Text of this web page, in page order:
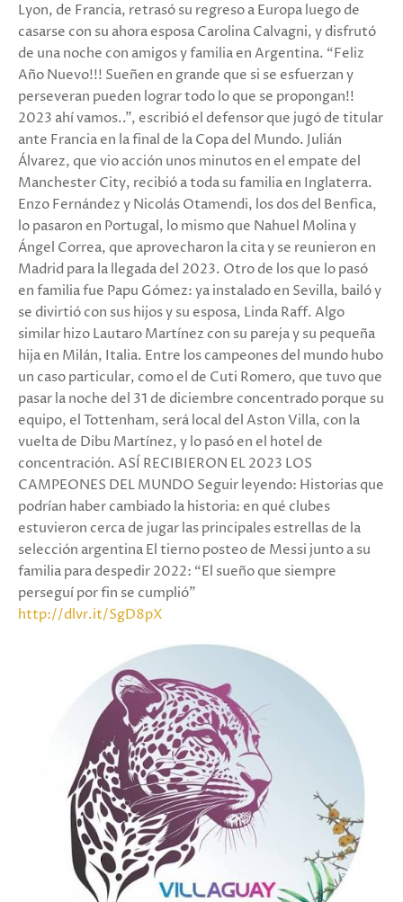
Lyon, de Francia, retrasó su regreso a Europa luego de
casarse con su ahora esposa Carolina Calvagni, y disfrutó
de una noche con amigos y familia en Argentina. “Feliz
Año Nuevo!!! Sueñen en grande que si se esfuerzan y
perseveran pueden lograr todo lo que se propongan!!
2023 ahí vamos..”, escribió el defensor que jugó de titular
ante Francia en la final de la Copa del Mundo. Julián
Álvarez, que vio acción unos minutos en el empate del
Manchester City, recibió a toda su familia en Inglaterra.
Enzo Fernández y Nicolás Otamendi, los dos del Benfica,
lo pasaron en Portugal, lo mismo que Nahuel Molina y
Ángel Correa, que aprovecharon la cita y se reunieron en
Madrid para la llegada del 2023. Otro de los que lo pasó
en familia fue Papu Gómez: ya instalado en Sevilla, bailó y
se divirtió con sus hijos y su esposa, Linda Raff. Algo
similar hizo Lautaro Martínez con su pareja y su pequeña
hija en Milán, Italia. Entre los campeones del mundo hubo
un caso particular, como el de Cuti Romero, que tuvo que
pasar la noche del 31 de diciembre concentrado porque su
equipo, el Tottenham, será local del Aston Villa, con la
vuelta de Dibu Martínez, y lo pasó en el hotel de
concentración. ASÍ RECIBIERON EL 2023 LOS
CAMPEONES DEL MUNDO Seguir leyendo: Historias que
podrían haber cambiado la historia: en qué clubes
estuvieron cerca de jugar las principales estrellas de la
selección argentina El tierno posteo de Messi junto a su
familia para despedir 2022: “El sueño que siempre
perseguí por fin se cumplió”
http://dlvr.it/SgD8pX